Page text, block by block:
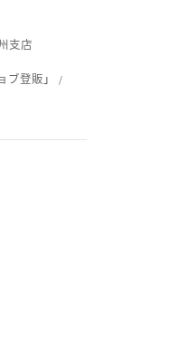
支店
登販」